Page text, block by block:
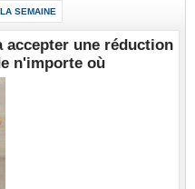
SEMAINE
accepter une réduction
n'importe où